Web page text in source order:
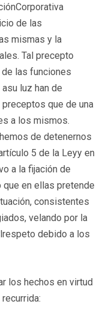
de las
mismas y la
Tal precepto
las funciones
luz han de
que de una
a los mismos.
de detenernos
5 de la Leyy en
a la fijación de
en ellas pretende
consistentes
velando por la
debido a los
los hechos en virtud